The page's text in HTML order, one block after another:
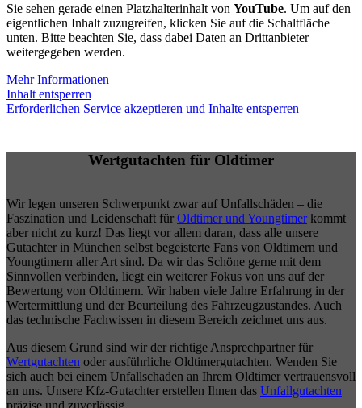
Sie sehen gerade einen Platzhalterinhalt von YouTube. Um auf den
eigentlichen Inhalt zuzugreifen, klicken Sie auf die Schaltfläche
unten. Bitte beachten Sie, dass dabei Daten an Drittanbieter
weitergegeben werden.
Mehr Informationen
Inhalt entsperren
Erforderlichen Service akzeptieren und Inhalte entsperren
Wertgutachten für Oldtimer
Wir legen unseren Schwerpunkt zwar auf Unfallschäden – die
Faszination und Leidenschaft für Oldtimer und Youngtimerkommt
aber nicht zu kurz! Das liegt vor allem daran, dass alle unsere
Gutachter in München selbst begeisterte Fans von Oldtimern und
Youngtimern aller Art sind. Da wir das Schöne gerne mit dem
Sinnvollen verbinden, liegt ein weiterer Fokus von uns auf der
Bewertung von Oldtimern. Wir haben viele Jahre Erfahrung in der
Wertermittlung und der Beurteilung des Fahrzeugzustandes. Auch
das technische Fachwissen in diesem Bereich zeichnet uns aus.
Aus diesem Grund sind wir der richtige Ansprechpartner für
Wertgutachten oder ausführliche Oldtimergutachten. Wenden Sie
sich auch bei einem Unfallschaden an Ihrem Oldtimer vertrauensvoll
an uns. Unsere Kfz-Gutachter erstellen Ihnen das Unfallgutachten